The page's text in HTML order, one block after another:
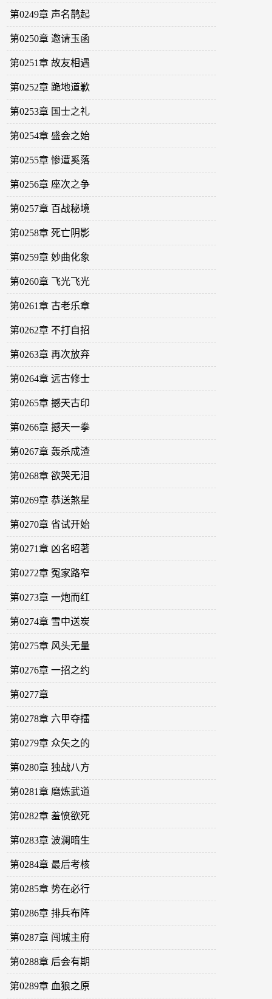
第0249章 声名鹊起
第0250章 邀请玉函
第0251章 故友相遇
第0252章 跪地道歉
第0253章 国士之礼
第0254章 盛会之始
第0255章 惨遭奚落
第0256章 座次之争
第0257章 百战秘境
第0258章 死亡阴影
第0259章 妙曲化象
第0260章 飞光飞光
第0261章 古老乐章
第0262章 不打自招
第0263章 再次放弃
第0264章 远古修士
第0265章 撼天古印
第0266章 撼天一拳
第0267章 轰杀成渣
第0268章 欲哭无泪
第0269章 恭送煞星
第0270章 省试开始
第0271章 凶名昭著
第0272章 冤家路窄
第0273章 一炮而红
第0274章 雪中送炭
第0275章 风头无量
第0276章 一招之约
第0277章
第0278章 六甲夺擂
第0279章 众矢之的
第0280章 独战八方
第0281章 磨炼武道
第0282章 羞愤欲死
第0283章 波澜暗生
第0284章 最后考核
第0285章 势在必行
第0286章 排兵布阵
第0287章 闯城主府
第0288章 后会有期
第0289章 血狼之原